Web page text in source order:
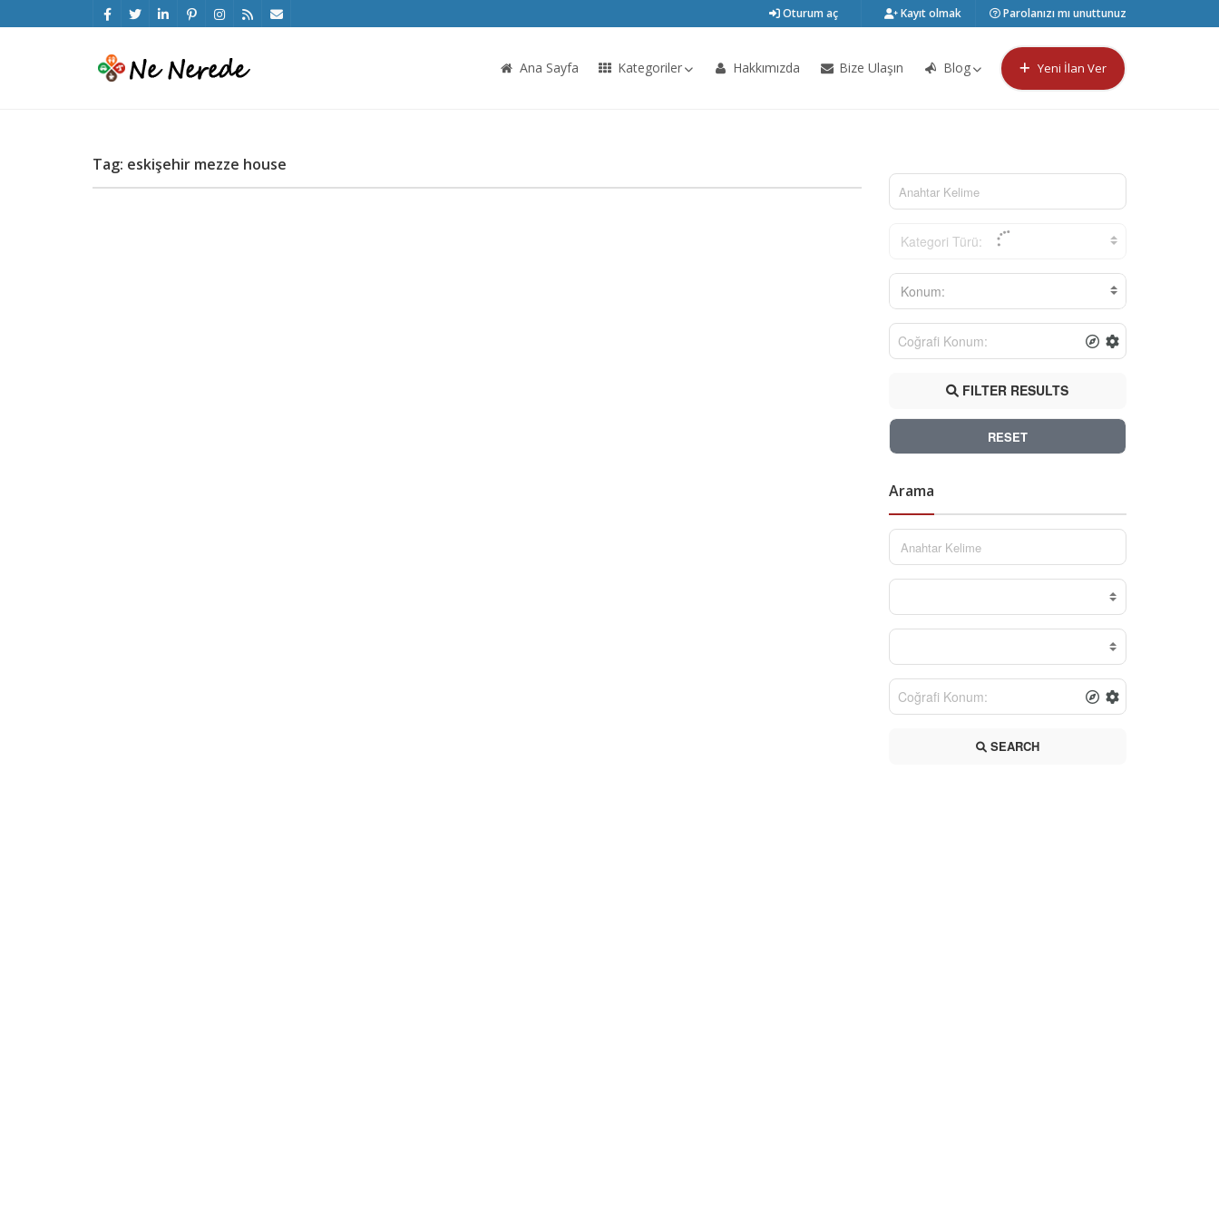
Oturum aç Kayıt olmak Parolanızı mı unuttunuz
Ana Sayfa Kategoriler Hakkımızda Bize Ulaşın Blog Yeni İlan Ver
Tag: eskişehir mezze house
Kategori Türü:
Konum:
FILTER RESULTS
RESET
Arama
SEARCH